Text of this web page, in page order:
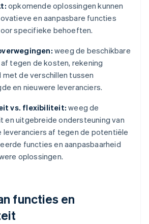
opkomende oplossingen kunnen
en aanpasbare functies
specifieke behoeften.
weeg de beschikbare
tegen de kosten, rekening
met de verschillen tussen
en nieuwere leveranciers.
vs. flexibiliteit:weeg de
en uitgebreide ondersteuning van
leveranciers af tegen de potentiële
functies en aanpasbaarheid
oplossingen.
functies en